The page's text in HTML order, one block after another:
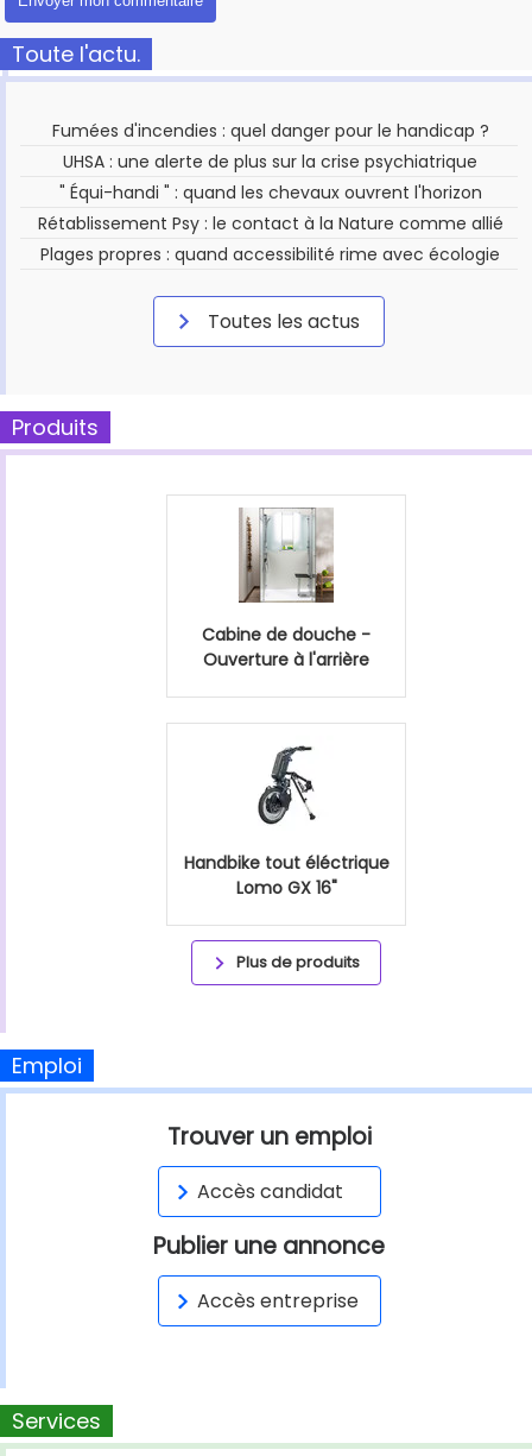
Toute l'actu.
Fumées d'incendies : quel danger pour le handicap ?
UHSA : une alerte de plus sur la crise psychiatrique
" Équi-handi " : quand les chevaux ouvrent l'horizon
Rétablissement Psy : le contact à la Nature comme allié
Plages propres : quand accessibilité rime avec écologie
Toutes les actus
Produits
Cabine de douche -
Ouverture à l'arrière
Handbike tout éléctrique
Lomo GX 16"
Plus de produits
Emploi
Trouver un emploi
Accès candidat
Publier une annonce
Accès entreprise
Services